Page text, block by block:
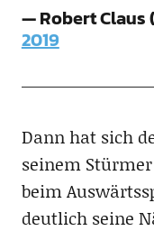
— Robert Claus
2019
Dann hat sich
seinem
beim
deutlich seine